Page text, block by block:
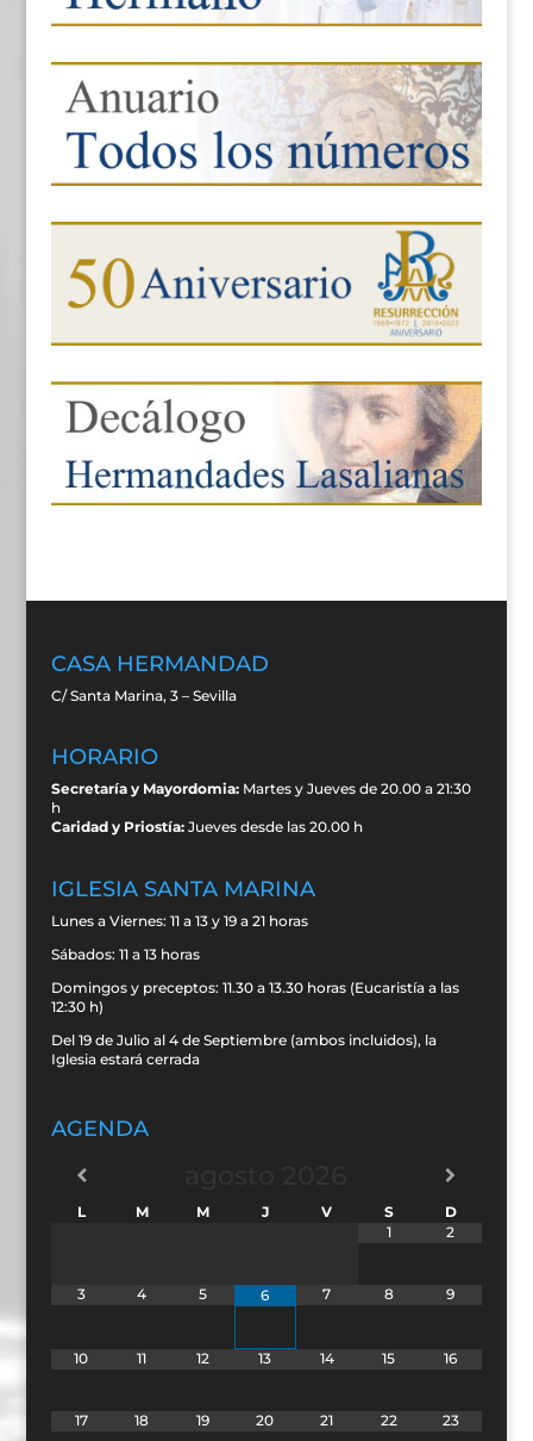
CASA HERMANDAD
C/ Santa Marina, 3 – Sevilla
HORARIO
Secretaría y Mayordomia:Martes y Jueves de 20.00 a 21:30
h
Caridad y Priostía:Jueves desde las 20.00 h
IGLESIA SANTA MARINA
Lunes a Viernes: 11 a 13 y 19 a 21 horas
Sábados: 11 a 13 horas
Domingos y preceptos: 11.30 a 13.30 horas (Eucaristía a las
12:30 h)
Del 19 de Julio al 4 de Septiembre (ambos incluidos), la
Iglesia estará cerrada
AGENDA
L M M J V S
D
1
2
3 4 5 6 7 8 9
10 11 12 13 14 15 16
17 18 19 20 21 22 23